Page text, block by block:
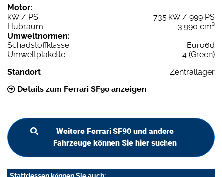
Motor:
kW / PS
735 kW / 999 PS
Hubraum
3.990 cm³
Umweltnormen:
Schadstoffklasse
Euro6d
Umweltplakette
4 (Green)
Standort
Zentrallager
Details zum Ferrari SF90 anzeigen
Weitere Ferrari SF90 und andere
Fahrzeuge können Sie hier suchen